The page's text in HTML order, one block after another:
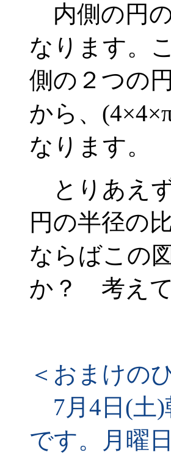
内側の円
なります。
側の２つの
から、
なります。
とりあえ
円の半径の
ならばこの
か？ 考え
＜おまけの
7月4日(土)
です。月曜